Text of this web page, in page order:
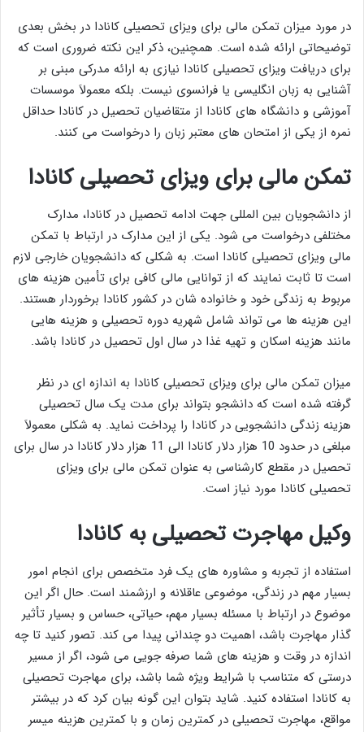
در مورد میزان تمکن مالی برای ویزای تحصیلی کانادا در بخش بعدی
توضیحاتی ارائه شده است. همچنین، ذکر این نکته ضروری است که
برای دریافت ویزای تحصیلی کانادا نیازی به ارائه مدرکی مبنی بر
آشنایی به زبان انگلیسی یا فرانسوی نیست. بلکه معمولاَ موسسات
آموزشی و دانشگاه های کانادا از متقاضیان تحصیل در کانادا حداقل
نمره از یکی از امتحان های معتبر زبان را درخواست می کنند.
تمکن مالی برای ویزای تحصیلی کانادا
از دانشجویان بین المللی جهت ادامه تحصیل در کانادا، مدارک
مختلفی درخواست می شود. یکی از این مدارک در ارتباط با تمکن
مالی ویزای تحصیلی کانادا است. به شکلی که دانشجویان خارجی لازم
است تا ثابت نمایند که از توانایی مالی کافی برای تأمین هزینه های
مربوط به زندگی خود و خانواده شان در کشور کانادا برخوردار هستند.
این هزینه ها می تواند شامل شهریه دوره تحصیلی و هزینه هایی
مانند هزینه اسکان و تهیه غذا در سال اول تحصیل در کانادا باشد.
میزان تمکن مالی برای ویزای تحصیلی کانادا به اندازه ای در نظر
گرفته شده است که دانشجو بتواند برای مدت یک سال تحصیلی
هزینه زندگی دانشجویی در کانادا را پرداخت نماید. به شکلی معمولاَ
مبلغی در حدود 10 هزار دلار کانادا الی 11 هزار دلار کانادا در سال برای
تحصیل در مقطع کارشناسی به عنوان تمکن مالی برای ویزای
تحصیلی کانادا مورد نیاز است.
وکیل مهاجرت تحصیلی به کانادا
استفاده از تجربه و مشاوره های یک فرد متخصص برای انجام امور
بسیار مهم در زندگی، موضوعی عاقلانه و ارزشمند است. حال اگر این
موضوع در ارتباط با مسئله بسیار مهم، حیاتی، حساس و بسیار تأثیر
گذار مهاجرت باشد، اهمیت دو چندانی پیدا می کند. تصور کنید تا چه
اندازه در وقت و هزینه های شما صرفه جویی می شود، اگر از مسیر
درستی که متناسب با شرایط ویژه شما باشد، برای مهاجرت تحصیلی
به کانادا استفاده کنید. شاید بتوان این گونه بیان کرد که در بیشتر
مواقع، مهاجرت تحصیلی در کمترین زمان و با کمترین هزینه میسر